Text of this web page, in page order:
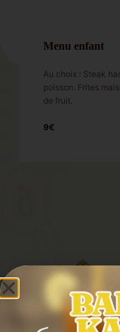
Menu enfant
Au choix : Steak
poisson. Frites
de fruit.
9€